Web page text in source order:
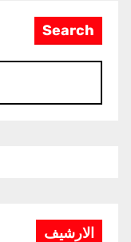
Search
الارشيف